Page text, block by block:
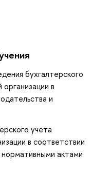
бухгалтерского
в
и
учета
в соответствии
актами